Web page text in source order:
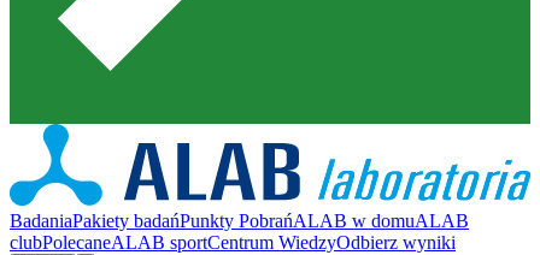
BadaniaPakiety badańPunkty PobrańALAB w domuALAB
clubPolecaneALAB sportCentrum WiedzyOdbierz wyniki